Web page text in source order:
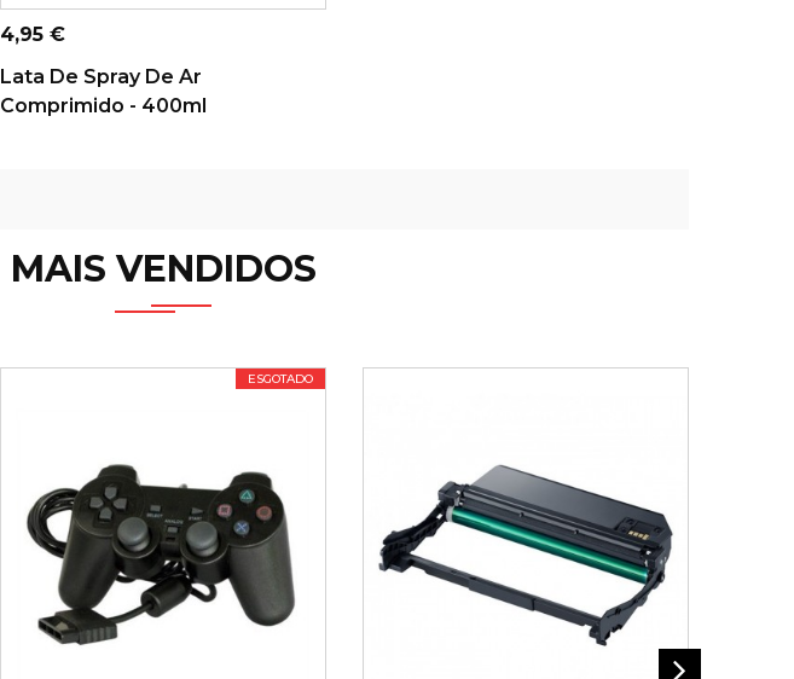
ADICIONAR AO CARRINHO
Preço
4,95 €
Lata De Spray De Ar
Comprimido - 400ml
MAIS VENDIDOS
ESGOTADO